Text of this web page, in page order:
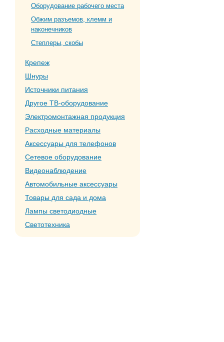
Оборудование рабочего места
Обжим разъемов, клемм и
наконечников
Степлеры, скобы
Крепеж
Шнуры
Источники питания
Другое ТВ-оборудование
Электромонтажная продукция
Расходные материалы
Аксессуары для телефонов
Сетевое оборудование
Видеонаблюдение
Автомобильные аксессуары
Товары для сада и дома
Лампы светодиодные
Светотехника